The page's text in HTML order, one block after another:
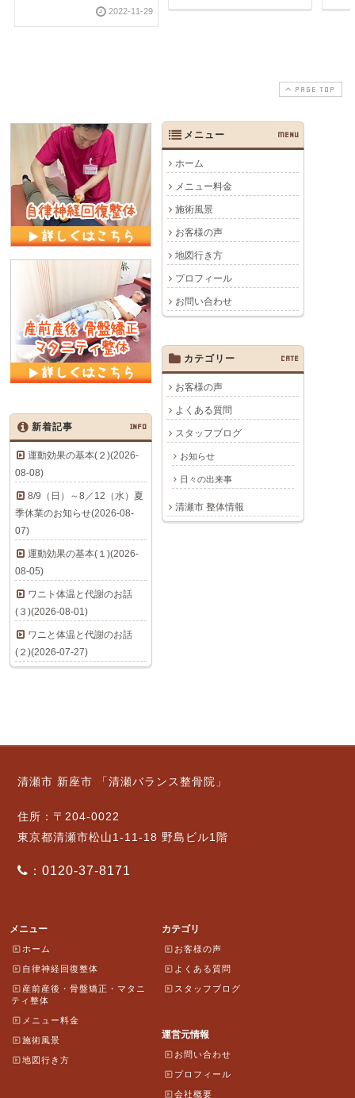
2022-11-29
PAGE TOP
メニュー MENU
ホーム
メニュー料金
施術風景
お客様の声
地図行き方
プロフィール
お問い合わせ
カテゴリー CATE
お客様の声
よくある質問
スタッフブログ
お知らせ
日々の出来事
清瀬市 整体情報
新着記事 INFO
運動効果の基本(２)(2026-
08-08)
8/9（日）～8／12（水）夏
季休業のお知らせ(2026-08-
07)
運動効果の基本(１)(2026-
08-05)
ワニト体温と代謝のお話
(３)(2026-08-01)
ワニと体温と代謝のお話
(２)(2026-07-27)
清瀬市 新座市 「清瀬バランス整骨院」
住所：〒204-0022
東京都清瀬市松山1-11-18 野島ビル1階
：0120-37-8171
メニュー
ホーム
自律神経回復整体
産前産後・骨盤矯正・マタニ
ティ整体
メニュー料金
施術風景
地図行き方
カテゴリ
お客様の声
よくある質問
スタッフブログ
運営元情報
お問い合わせ
プロフィール
会社概要